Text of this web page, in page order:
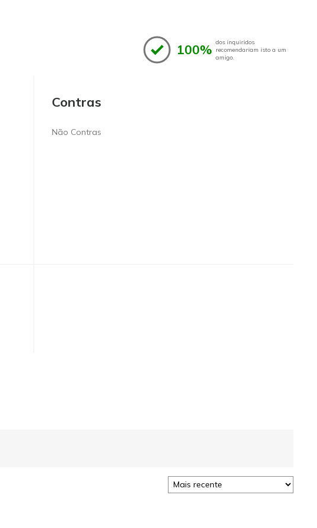
100% dos inquiridos
recomendariam isto a um
amigo.
Contras
Não Contras